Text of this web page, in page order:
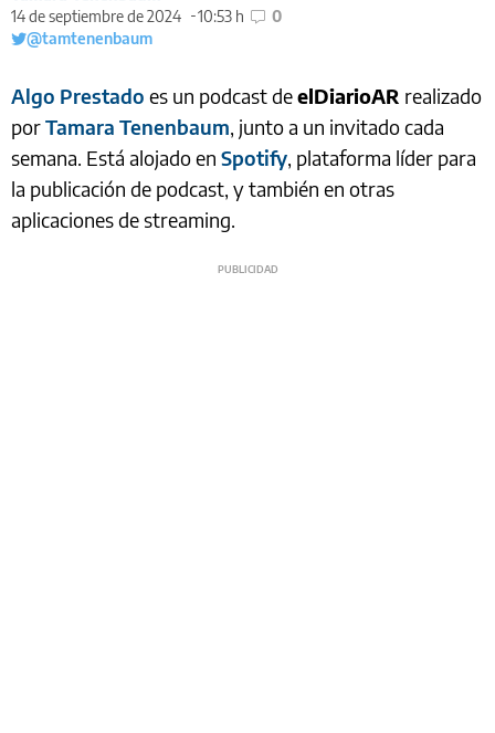
14 de septiembre de 2024
10:53 h
0
@tamtenenbaum
Algo Prestado es un podcast deelDiarioAR realizado
porTamara Tenenbaum, junto a un invitado cada
semana. Está alojado en Spotify, plataforma líder para
la publicación de podcast, y también en otras
aplicaciones de streaming.